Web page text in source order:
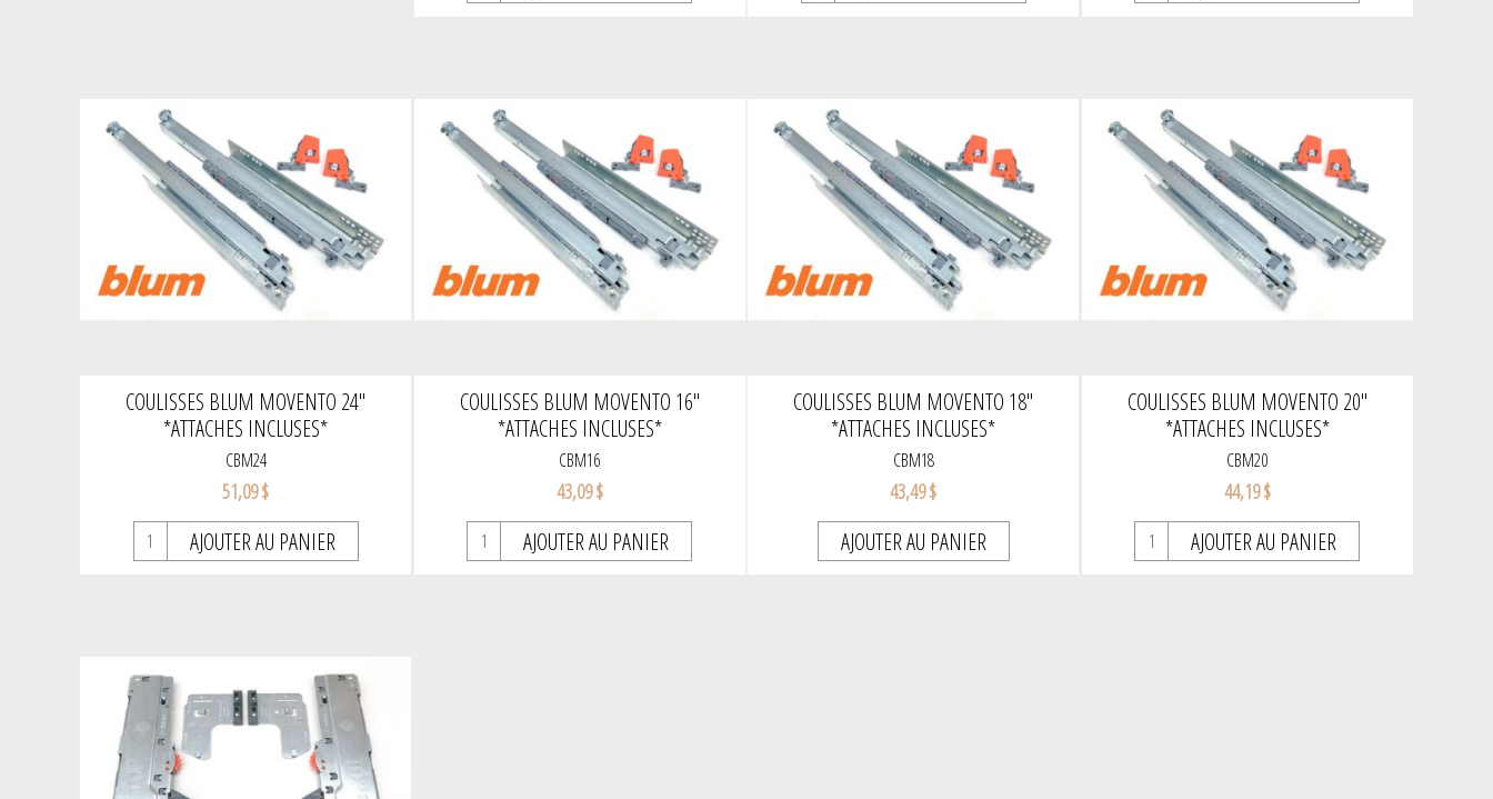
COULISSES BLUM MOVENTO 24''
*ATTACHES INCLUSES*
CBM24
51,09 $
AJOUTER AU PANIER
COULISSES BLUM MOVENTO 16''
*ATTACHES INCLUSES*
CBM16
43,09 $
AJOUTER AU PANIER
COULISSES BLUM MOVENTO 18''
*ATTACHES INCLUSES*
CBM18
43,49 $
AJOUTER AU PANIER
COULISSES BLUM MOVENTO 20''
*ATTACHES INCLUSES*
CBM20
44,19 $
AJOUTER AU PANIER